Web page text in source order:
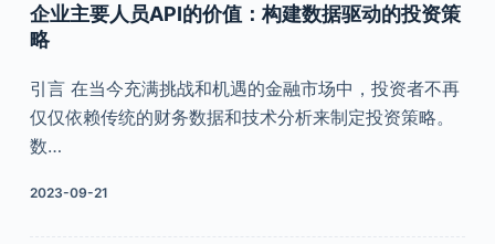
企业主要人员API的价值：构建数据驱动的投资策
略
引言 在当今充满挑战和机遇的金融市场中，投资者不再
仅仅依赖传统的财务数据和技术分析来制定投资策略。
数…
2023-09-21